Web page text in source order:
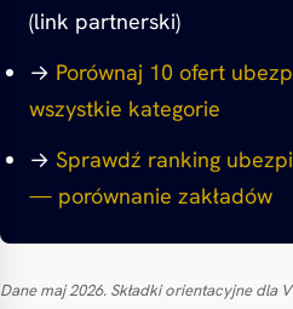
(link partnerski)
→ Porównaj 10 ofert
wszystkie kategorie
→ Sprawdź ranking
— porównanie zakładów
Dane maj 2026. Składki orientacyjne dla